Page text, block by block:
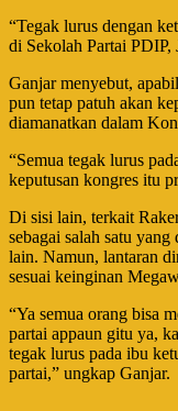
“Tegak lurus dengan
di Sekolah Partai PDIP,
Ganjar menyebut,
pun tetap patuh akan
diamanatkan dalam
“Semua tegak lurus
keputusan kongres itu
Di sisi lain, terkait
sebagai salah satu
lain. Namun, lantaran
sesuai keinginan
“Ya semua orang bisa
partai appaun gitu ya,
tegak lurus pada ibu
partai,” ungkap Ganjar.